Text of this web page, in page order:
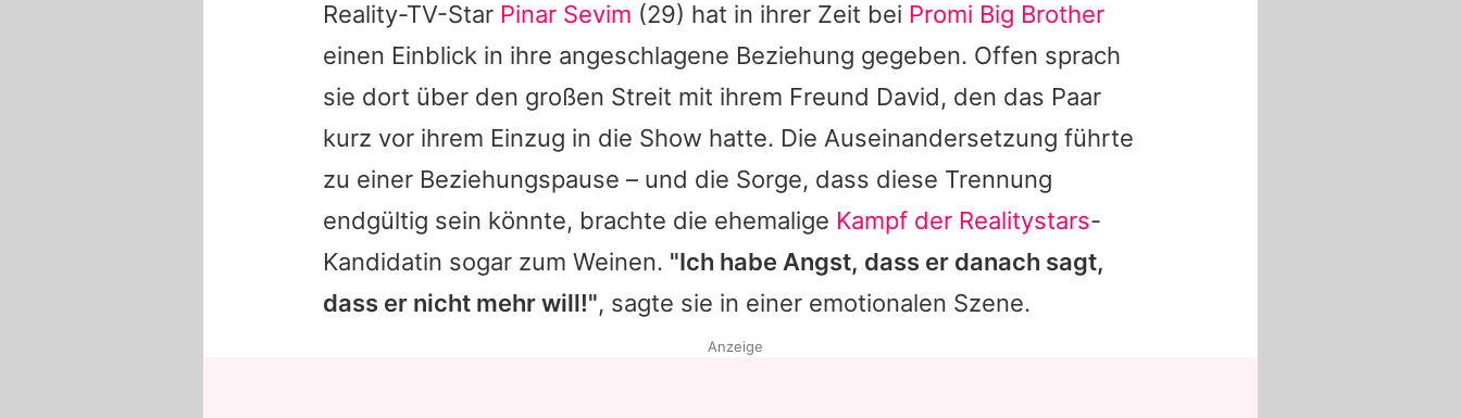
App runterladen
Team
Redaktionelle Richtlinien
Impressum
Datenschutzerklärung
Nutzungsbedingungen
Reality-TV-Star Pinar Sevim (29) hat in ihrer Zeit bei Promi Big Brother
einen Einblick in ihre angeschlagene Beziehung gegeben. Offen sprach
sie dort über den großen Streit mit ihrem Freund David, den das Paar
kurz vor ihrem Einzug in die Show hatte. Die Auseinandersetzung führte
zu einer Beziehungspause – und die Sorge, dass diese Trennung
endgültig sein könnte, brachte die ehemalige Kampf der Realitystars-
Kandidatin sogar zum Weinen. "Ich habe Angst, dass er danach sagt,
dass er nicht mehr will!", sagte sie in einer emotionalen Szene.
Anzeige